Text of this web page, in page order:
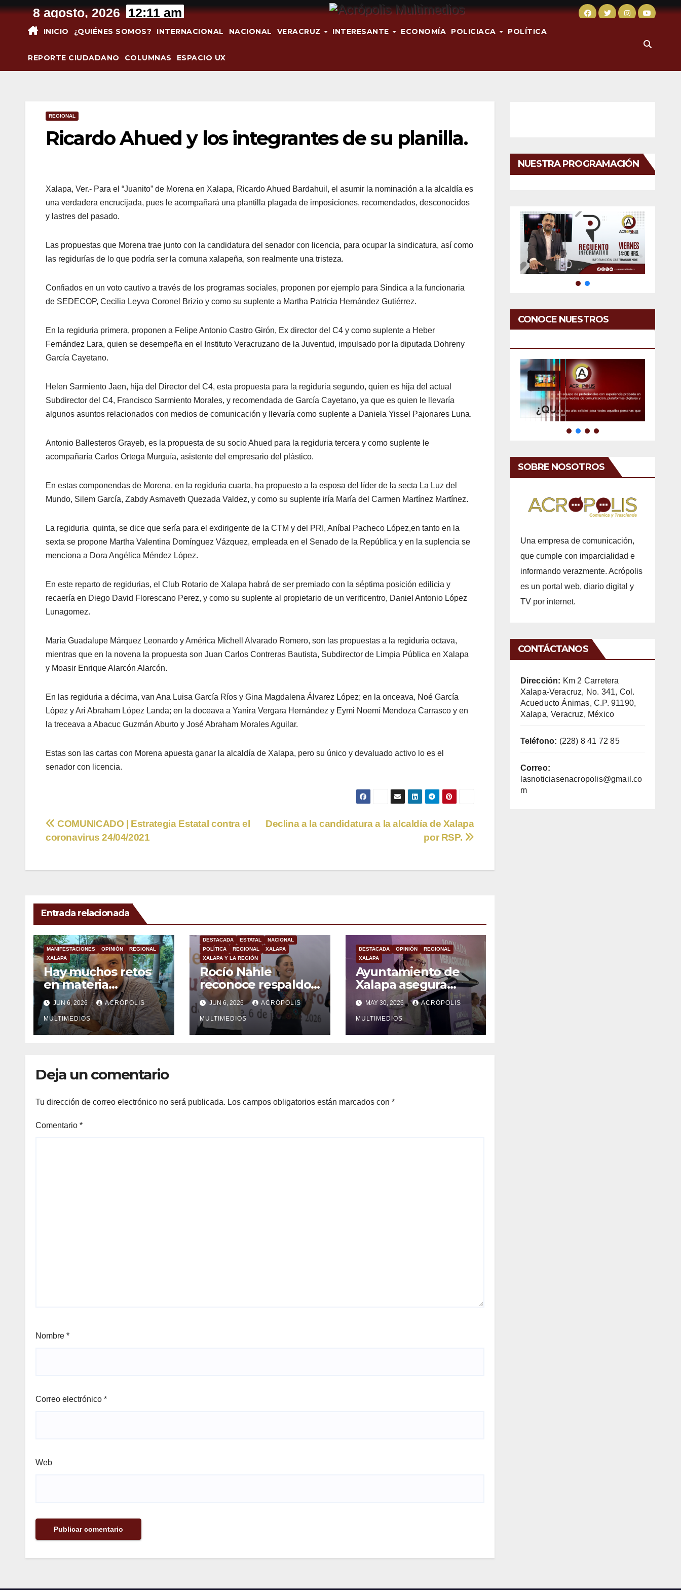
Saltar
contenido
8 agosto, 2026 12:11 am
INICIO ¿QUIÉNES SOMOS? INTERNACIONAL NACIONAL VERACRUZ INTERESANTE ECONOMÍA POLICIACA POLÍTICA
REPORTE CIUDADANO COLUMNAS ESPACIO UX
REGIONAL
Ricardo Ahued y los integrantes de su planilla.
Xalapa, Ver.- Para el “Juanito” de Morena en Xalapa, Ricardo Ahued Bardahuil, el asumir la nominación a la alcaldía es
una verdadera encrucijada, pues le acompañará una plantilla plagada de imposiciones, recomendados, desconocidos
y lastres del pasado.
Las propuestas que Morena trae junto con la candidatura del senador con licencia, para ocupar la sindicatura, así como
las regidurías de lo que podría ser la comuna xalapeña, son realmente una tristeza.
Confiados en un voto cautivo a través de los programas sociales, proponen por ejemplo para Sindica a la funcionaria
de SEDECOP, Cecilia Leyva Coronel Brizio y como su suplente a Martha Patricia Hernández Gutiérrez.
En la regiduria primera, proponen a Felipe Antonio Castro Girón, Ex director del C4 y como suplente a Heber
Fernández Lara, quien se desempeña en el Instituto Veracruzano de la Juventud, impulsado por la diputada Dohreny
García Cayetano.
Helen Sarmiento Jaen, hija del Director del C4, esta propuesta para la regiduria segundo, quien es hija del actual
Subdirector del C4, Francisco Sarmiento Morales, y recomendada de García Cayetano, ya que es quien le llevaría
algunos asuntos relacionados con medios de comunicación y llevaría como suplente a Daniela Yissel Pajonares Luna.
Antonio Ballesteros Grayeb, es la propuesta de su socio Ahued para la regiduria tercera y como suplente le
acompañaría Carlos Ortega Murguía, asistente del empresario del plástico.
En estas componendas de Morena, en la regiduria cuarta, ha propuesto a la esposa del líder de la secta La Luz del
Mundo, Silem García, Zabdy Asmaveth Quezada Valdez, y como su suplente iría María del Carmen Martínez Martínez.
La regiduria quinta, se dice que sería para el exdirigente de la CTM y del PRI, Aníbal Pacheco López,en tanto en la
sexta se propone Martha Valentina Domínguez Vázquez, empleada en el Senado de la República y en la suplencia se
menciona a Dora Angélica Méndez López.
En este reparto de regidurias, el Club Rotario de Xalapa habrá de ser premiado con la séptima posición edilicia y
recaería en Diego David Florescano Perez, y como su suplente al propietario de un verificentro, Daniel Antonio López
Lunagomez.
María Guadalupe Márquez Leonardo y América Michell Alvarado Romero, son las propuestas a la regiduria octava,
mientras que en la novena la propuesta son Juan Carlos Contreras Bautista, Subdirector de Limpia Pública en Xalapa
y Moasir Enrique Alarcón Alarcón.
En las regiduria a décima, van Ana Luisa García Ríos y Gina Magdalena Álvarez López; en la onceava, Noé García
López y Ari Abraham López Landa; en la doceava a Yanira Vergara Hernández y Eymi Noemí Mendoza Carrasco y en
la treceava a Abacuc Guzmán Aburto y José Abraham Morales Aguilar.
Estas son las cartas con Morena apuesta ganar la alcaldía de Xalapa, pero su único y devaluado activo lo es el
senador con licencia.
Navegación
entradas
Declina a la candidatura a la alcaldía de Xalapa
por RSP.
COMUNICADO | Estrategia Estatal contra el
coronavirus 24/04/2021
Entrada relacionada
MANIFESTACIONES OPINIÓN
REGIONAL
XALAPA
Hay muchos retos
en materia
energética de parte
del gobierno:
“Movimiento de
Lucha Social”
JUN 6, 2026 ACRÓPOLIS
MULTIMEDIOS
DESTACADA ESTATAL
NACIONAL
POLÍTICA
REGIONAL
XALAPA
XALAPA Y LA REGIÓN
Rocío Nahle
reconoce respaldo
del gobierno
federal en beneficio
de los jóvenes
JUN 6, 2026 ACRÓPOLIS
MULTIMEDIOS
DESTACADA OPINIÓN
REGIONAL
XALAPA
Ayuntamiento de
Xalapa asegura
prevención y
atención a violencia
de género
MAY 30, 2026 ACRÓPOLIS
MULTIMEDIOS
Deja un comentario
Tu dirección de correo electrónico no será publicada. Los campos obligatorios están marcados con *
Comentario *
Nombre *
Correo electrónico *
Web
NUESTRA PROGRAMACIÓN
CONOCE NUESTROS
SOBRE NOSOTROS
Una empresa de comunicación,
que cumple con imparcialidad e
informando verazmente. Acrópolis
es un portal web, diario digital y
TV por internet.
CONTÁCTANOS
Dirección: Km 2 Carretera
Xalapa-Veracruz, No. 341, Col.
Acueducto Ánimas, C.P. 91190,
Xalapa, Veracruz, México
Teléfono: (228) 8 41 72 85
Correo:
lasnoticiasenacropolis@gmail.co
m